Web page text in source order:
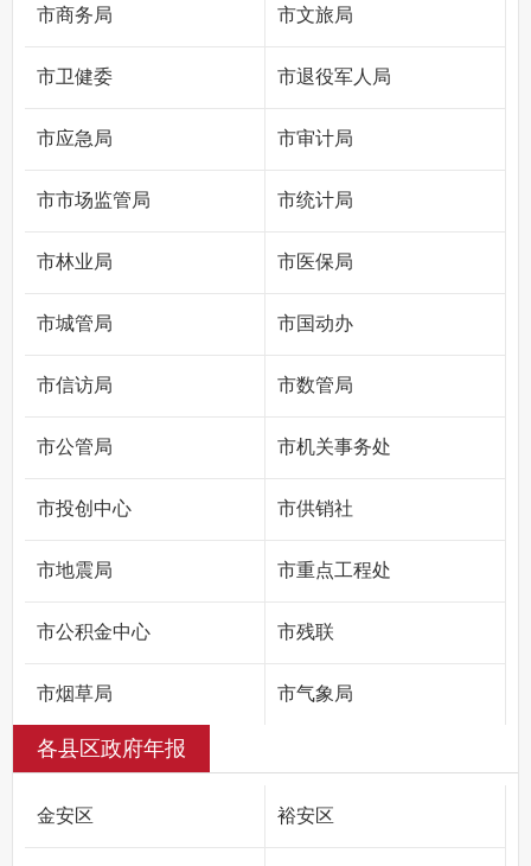
市商务局 市文旅局
市卫健委 市退役军人局
市应急局 市审计局
市市场监管局 市统计局
市林业局 市医保局
市城管局 市国动办
市信访局 市数管局
市公管局 市机关事务处
市投创中心 市供销社
市地震局 市重点工程处
市公积金中心 市残联
市烟草局 市气象局
国家统计局六安调查队
人行六安市分行
各县区政府年报
金安区 裕安区